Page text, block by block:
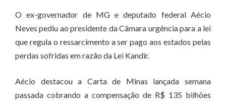
O ex-governador de MG e deputado federal Aécio
Neves pediu ao presidente da Câmara urgência para a lei
que regula o ressarcimento a ser pago aos estados pelas
perdas sofridas em razão da Lei Kandir.
Aécio destacou a Carta de Minas lançada semana
passada cobrando a compensação de R$ 135 bilhões